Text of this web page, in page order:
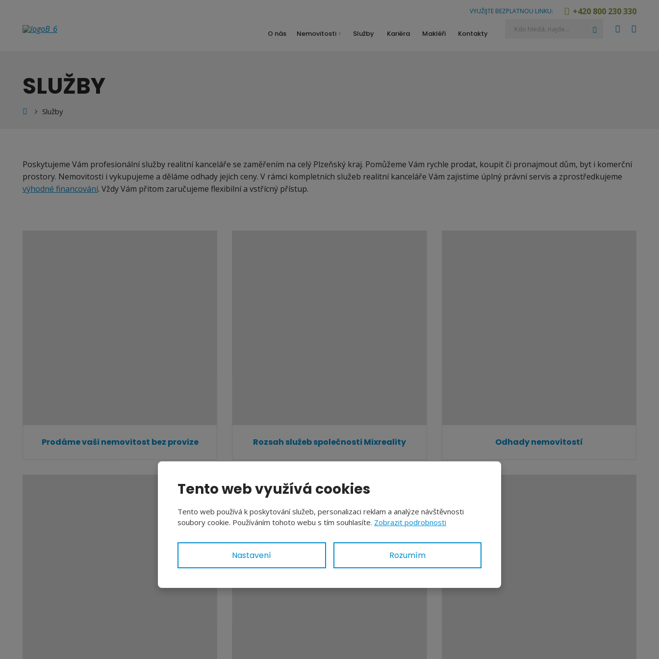
VYUŽIJTE BEZPLATNOU LINKU: +420 800 230 330
O nás Nemovitosti Služby Kariéra Makléři Kontakty
Vyhledávání Hledat
SLUŽBY
Služby
Poskytujeme Vám profesionální služby realitní kanceláře se zaměřením na celý Plzeňský kraj. Pomůžeme Vám rychle prodat, koupit či pronajmout dům, byt i komerční
prostory. Nemovitosti i vykupujeme a děláme odhady jejich ceny. V rámci kompletních služeb realitní kanceláře Vám zajistíme úplný právní servis a zprostředkujeme
výhodné financování. Vždy Vám přitom zaručujeme flexibilní a vstřícný přístup.
Prodáme vaši nemovitost bez provize Rozsah služeb společnosti Mixreality Odhady nemovitostí
Tento web využívá cookies
Tento web používá k poskytování služeb, personalizaci reklam a analýze návštěvnosti
soubory cookie. Používáním tohoto webu s tím souhlasíte. Zobrazit podrobnosti
Nastavení Rozumím